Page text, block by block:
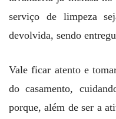
serviço de limpeza
devolvida, sendo
Vale ficar atento e
do casamento,
porque, além de ser a